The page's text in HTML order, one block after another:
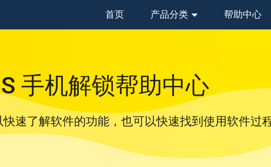
首页 产品分类 帮助中心
手机解锁帮助中心
速了解软件的功能，也可以快速找到使用软件过